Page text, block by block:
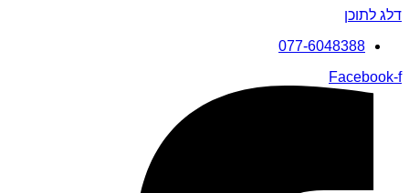
דלג לתוכן
077-6048388
Facebook-f